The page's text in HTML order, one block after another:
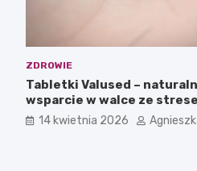
ZDROWIE
Tabletki Valused –
wsparcie w walce ze
napięciem nerwowym
14 kwietnia 2026